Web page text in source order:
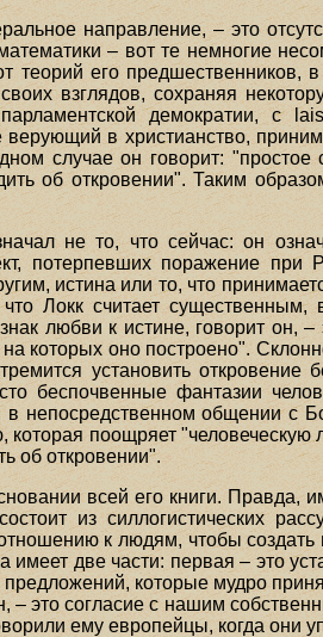
направление, – это
– вот те немногие
теорий его предшественников,
взглядов, сохраняя
демократии, с
верующий в христианство,
случае он говорит: "простое
об откровении". Таким
не то, что сейчас: он
потерпевших поражение при
истина или то, что
Локк считает существенным,
любви к истине, говорит он, –
которых оно построено".
установить
беспочвенные фантазии
непосредственном общении с
поощряет "человеческую
об откровении".
всей его книги. Правда,
из силлогистических
к людям, чтобы создать
две части: первая – это
которые мудро
– это согласие с нашим
ему европейцы, когда они